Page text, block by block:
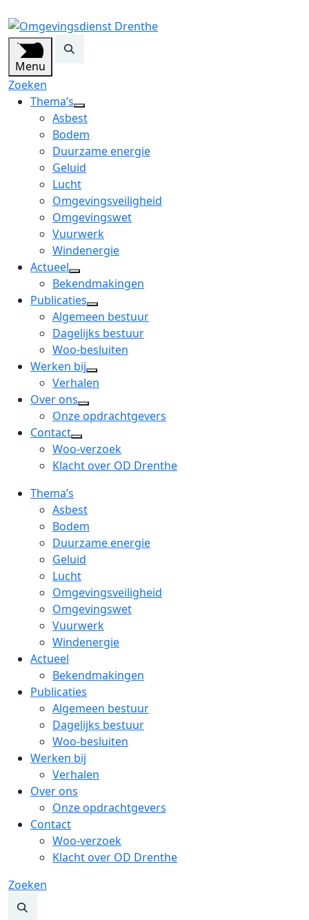
Menu
Zoeken
Thema’s
open
dropdown
menu
Asbest
Bodem
Duurzame energie
Geluid
Lucht
Omgevingsveiligheid
Omgevingswet
Vuurwerk
Windenergie
Actueel
open
dropdown
menu
Bekendmakingen
Publicaties
open
dropdown
menu
Algemeen bestuur
Dagelijks bestuur
Woo-besluiten
Werken bij
open
menu
Verhalen
Over ons
open
dropdown
menu
Onze opdrachtgevers
Contact
open
dropdown
Woo-verzoek
Klacht over OD Drenthe
Thema’s
Asbest
Bodem
Duurzame energie
Geluid
Lucht
Omgevingsveiligheid
Omgevingswet
Vuurwerk
Windenergie
Actueel
Bekendmakingen
Publicaties
Algemeen bestuur
Dagelijks bestuur
Woo-besluiten
Werken bij
Verhalen
Over ons
Onze opdrachtgevers
Contact
Woo-verzoek
Klacht over OD Drenthe
Zoeken